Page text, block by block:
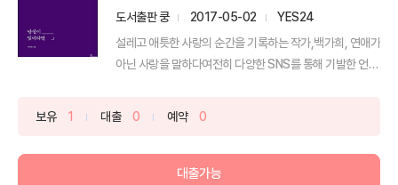
도서출판 쿵
2017-05-02
YES24
설레고 애틋한 사랑의 순간을 기록하는 작가,백가희, 연애가
아닌 사랑을 말하다여전히 다양한 SNS를 통해 기발한 언
보유 1 대출 0 예약 0
대출가능